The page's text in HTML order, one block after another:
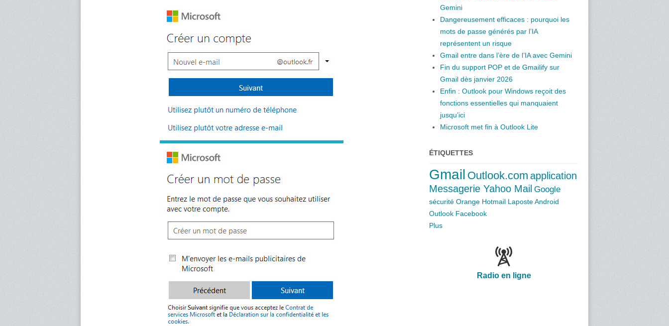
Gemini
Dangereusement efficaces : pourquoi les
mots de passe générés par l’IA
représentent un risque
Gmail entre dans l’ère de l’IA avec Gemini
Fin du support POP et de Gmailify sur
Gmail dès janvier 2026
Enfin : Outlook pour Windows reçoit des
fonctions essentielles qui manquaient
jusqu’ici
Microsoft met fin à Outlook Lite
ÉTIQUETTES
Gmail Outlook.com application
Messagerie Yahoo Mail Google
sécurité Orange Hotmail LaposteAndroid
Outlook Facebook
Plus
Radio en ligne